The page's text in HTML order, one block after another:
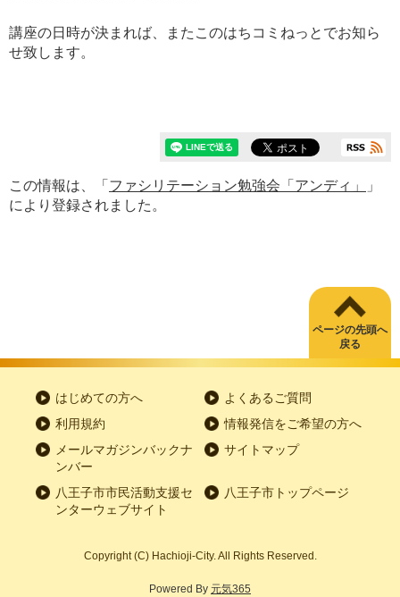
講座の日時が決まれば、またこのはちコミねっとでお知ら
せ致します。
この情報は、「 ファシリテーション勉強会「アンディ」
」
により登録されました。
ページの先頭へ
戻る
はじめての方へ
よくあるご質問
利用規約
情報発信をご希望の方へ
メールマガジンバックナ
ンバー
サイトマップ
八王子市市民活動支援セ
ンターウェブサイト
八王子市トップページ
Copyright(C) Hachioji-City. All Rights Reserved.
Powered By 元気365